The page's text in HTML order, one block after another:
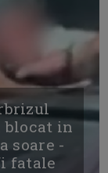
blocat in
soare -
fatale